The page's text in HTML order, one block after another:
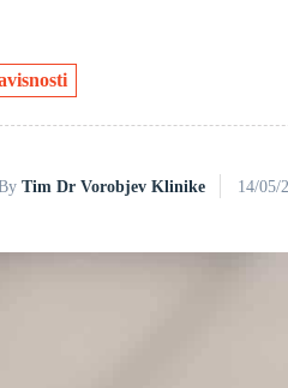
Tim Dr Vorobjev Klinike 14/05/